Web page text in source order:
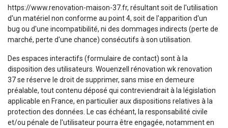
https://www.renovation-maison-37.fr, résultant soit de l'utilisation
d'un matériel non conforme au point 4, soit de l'apparition d'un
bug ou d'une incompatibilité, ni des dommages indirects (perte de
marché, perte d'une chance) consécutifs à son utilisation.
Des espaces interactifs (formulaire de contact) sont à la
disposition des utilisateurs. Wouenzell rénovation wk renovation
37 se réserve le droit de supprimer, sans mise en demeure
préalable, tout contenu déposé qui contreviendrait à la législation
applicable en France, en particulier aux dispositions relatives à la
protection des données. Le cas échéant, la responsabilité civile
et/ou pénale de l'utilisateur pourra être engagée, notamment en